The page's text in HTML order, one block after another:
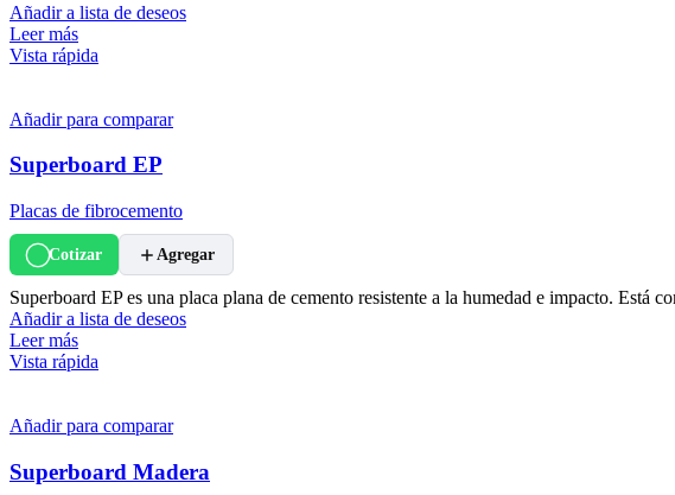
Añadir a lista de deseos
Leer más
Vista rápida
Añadir para comparar
Superboard EP
Placas de fibrocemento
Cotizar Agregar
Superboard EP es una placa plana de cemento resistente a la humedad e impacto. Está
Añadir a lista de deseos
Leer más
Vista rápida
Añadir para comparar
Superboard Madera